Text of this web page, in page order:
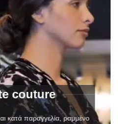
couture
κατά παραγγελία, ραμμένο